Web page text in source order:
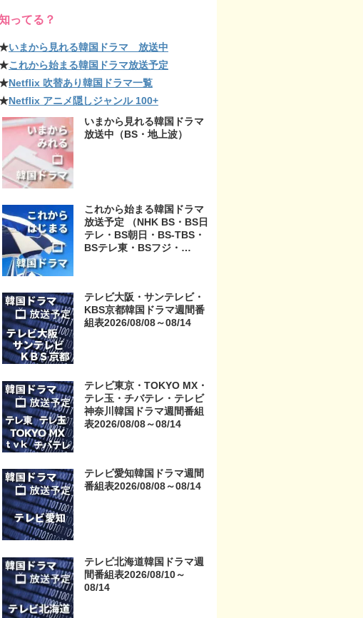
ってる？
いまから見れる韓国ドラマ 放送中
これから始まる韓国ドラマ放送予定
Netflix 吹替あり韓国ドラマ一覧
Netflix アニメ隠しジャンル 100+
いまから見れる韓国ドラマ
放送中（BS・地上波）
これから始まる韓国ドラマ
放送予定 （NHK BS・BS日
テレ・BS朝日・BS-TBS・
BSテレ東・BSフジ・
テレビ大阪・サンテレビ・
KBS京都・テレビ愛知・テ
レビ北海道）
テレビ大阪・サンテレビ・
KBS京都韓国ドラマ週間番
組表2026/08/08～08/14
テレビ東京・TOKYO MX・
テレ玉・チバテレ・テレビ
神奈川韓国ドラマ週間番組
表2026/08/08～08/14
テレビ愛知韓国ドラマ週間
番組表2026/08/08～08/14
テレビ北海道韓国ドラマ週
間番組表2026/08/10～
08/14